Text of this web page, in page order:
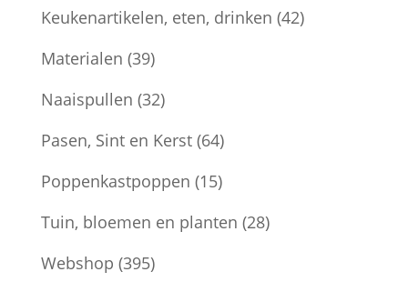
Keukenartikelen, eten, drinken (42)
Materialen (39)
Naaispullen (32)
Pasen, Sint en Kerst (64)
Poppenkastpoppen (15)
Tuin, bloemen en planten (28)
Webshop (395)